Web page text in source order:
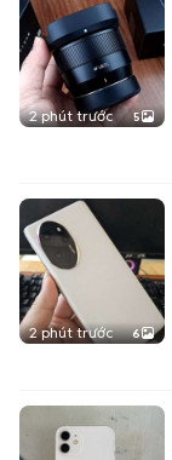
2 phút trước 5
2 phút trước 6